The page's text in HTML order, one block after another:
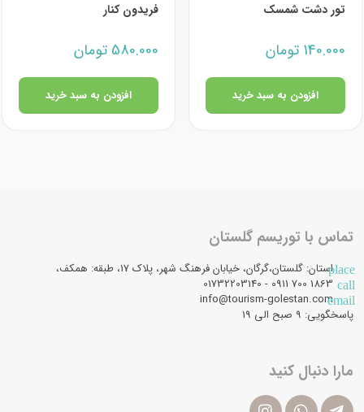
تور دشت شمسک
140.000 تومان
افزودن به سبد خرید
فریدون کنار
580.000 تومان
افزودن به سبد خرید
تماس با توریسم گلستان
placeاستان: گلستان،گرگان، خیابان فرهنگ شهر، پلاک 17، طبقه: همکف،
call
email
info@tourism-golestan.com
پاسخگویی: ۹ صبح الی 19
مارا دنبال کنید